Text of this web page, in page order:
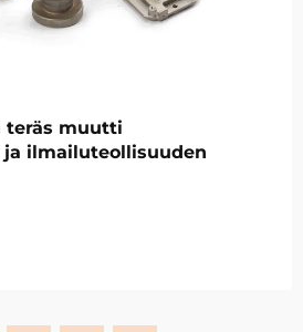
teräs muutti
ilmailuteollisuuden